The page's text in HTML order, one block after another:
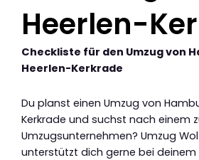
Heerlen-
Checkliste für den Umzug von
Heerlen-Kerkrade
Du planst einen Umzug von
Kerkrade und suchst nach einem
Umzugsunternehmen? Umzug
unterstützt dich gerne bei deinem